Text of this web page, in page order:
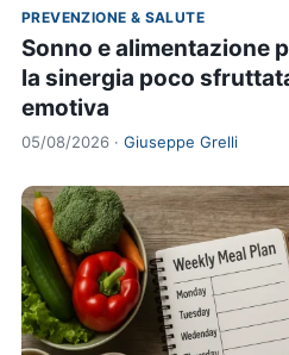
PREVENZIONE & SALUTE
Sonno e alimentazione
la sinergia poco
emotiva
05/08/2026 · Giuseppe Grelli